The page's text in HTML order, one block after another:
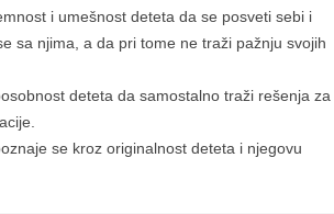
i umešnost deteta da se posveti sebi i
sa njima, a da pri tome ne traži pažnju svojih
deteta da samostalno traži rešenja za
se kroz originalnost deteta i njegovu